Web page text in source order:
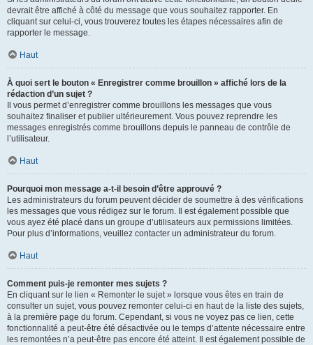
devrait être affiché à côté du message que vous souhaitez rapporter. En
cliquant sur celui-ci, vous trouverez toutes les étapes nécessaires afin de
rapporter le message.
Haut
À quoi sert le bouton « Enregistrer comme brouillon » affiché lors de la
rédaction d’un sujet ?
Il vous permet d’enregistrer comme brouillons les messages que vous
souhaitez finaliser et publier ultérieurement. Vous pouvez reprendre les
messages enregistrés comme brouillons depuis le panneau de contrôle de
l’utilisateur.
Haut
Pourquoi mon message a-t-il besoin d’être approuvé ?
Les administrateurs du forum peuvent décider de soumettre à des vérifications
les messages que vous rédigez sur le forum. Il est également possible que
vous ayez été placé dans un groupe d’utilisateurs aux permissions limitées.
Pour plus d’informations, veuillez contacter un administrateur du forum.
Haut
Comment puis-je remonter mes sujets ?
En cliquant sur le lien « Remonter le sujet » lorsque vous êtes en train de
consulter un sujet, vous pouvez remonter celui-ci en haut de la liste des sujets,
à la première page du forum. Cependant, si vous ne voyez pas ce lien, cette
fonctionnalité a peut-être été désactivée ou le temps d’attente nécessaire entre
les remontées n’a peut-être pas encore été atteint. Il est également possible de